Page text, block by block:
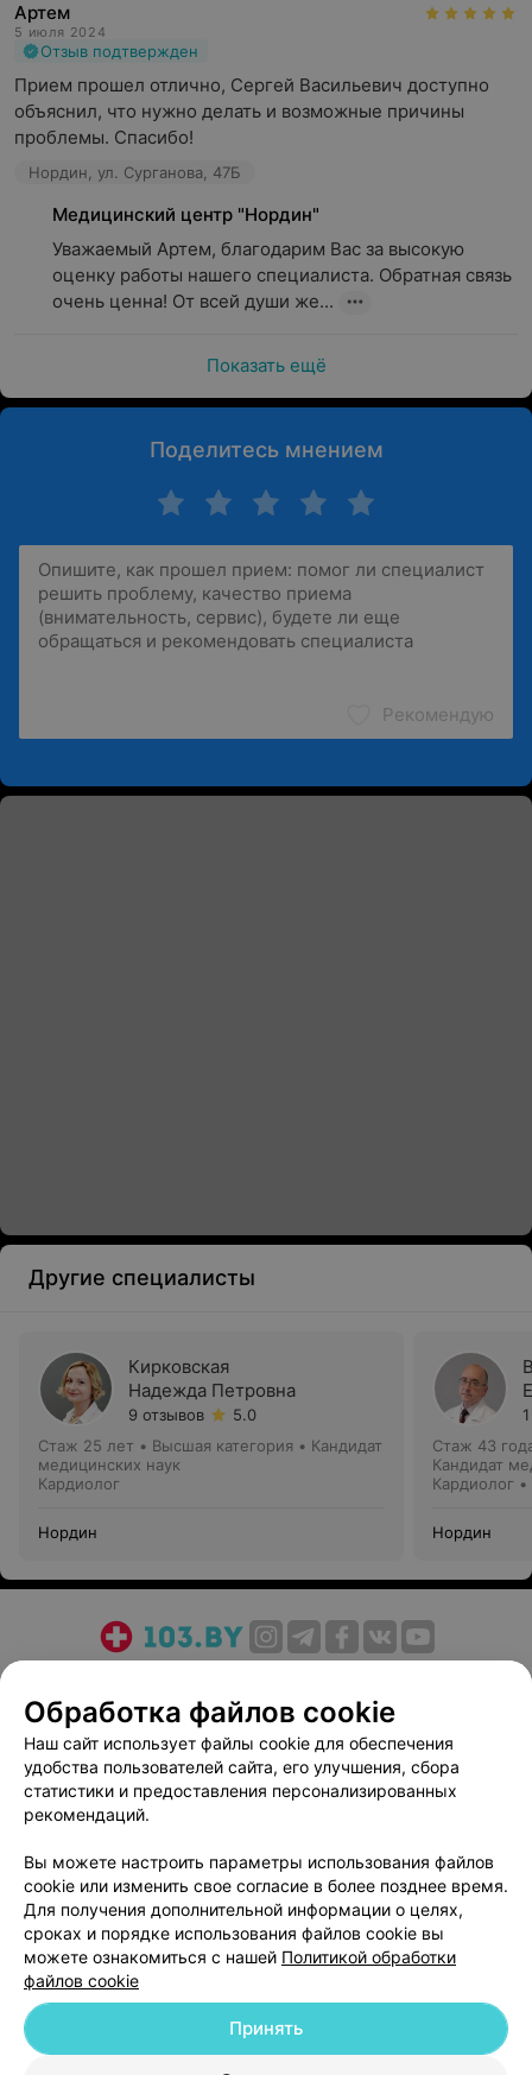
Артем
5 июля 2024
Отзыв подтвержден
Прием прошел отлично, Сергей Васильевич доступно
объяснил, что нужно делать и возможные причины
проблемы. Спасибо!
Нордин, ул. Сурганова, 47Б
Медицинский центр "Нордин"
Уважаемый Артем, благодарим Вас за высокую
оценку работы нашего специалиста. Обратная связь
очень ценна! От всей души же...
Показать ещё
Поделитесь мнением
Рекомендую
Другие специалисты
Кирковская
Надежда Петровна
9 отзывов
5.0
Стаж 25 лет • Высшая категория • Кандидат
медицинских наук
Кардиолог
Нордин
Стаж 43
Кандидат
Кардиолог
Нордин
Медицинский маркетинг
Публичный договор
Пользовательское соглашение
Способы оплаты
Вакансии
Партнеры
Написать руководителю 103.by
Персональные настройки cookie
Обработка персональных данных
Обработка файлов cookie
Наш сайт использует файлы cookie для обеспечения
удобства пользователей сайта, его улучшения, сбора
статистики и предоставления персонализированных
рекомендаций.
Вы можете настроить параметры использования файлов
cookie или изменить свое согласие в более позднее время.
Для получения дополнительной информации о целях,
сроках и порядке использования файлов cookie вы
можете ознакомиться с нашей Политикой обработки
файлов cookie
Принять